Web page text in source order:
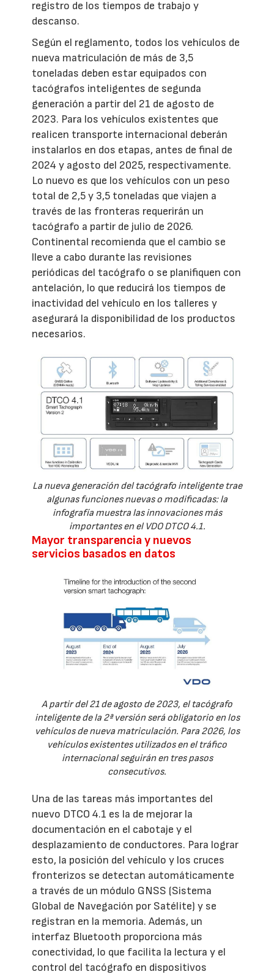
registro de los tiempos de trabajo y
descanso.
Según el reglamento, todos los vehículos de
nueva matriculación de más de 3,5
toneladas deben estar equipados con
tacógrafos inteligentes de segunda
generación a partir del 21 de agosto de
2023. Para los vehículos existentes que
realicen transporte internacional deberán
instalarlos en dos etapas, antes de final de
2024 y agosto del 2025, respectivamente.
Lo nuevo es que los vehículos con un peso
total de 2,5 y 3,5 toneladas que viajen a
través de las fronteras requerirán un
tacógrafo a partir de julio de 2026.
Continental recomienda que el cambio se
lleve a cabo durante las revisiones
periódicas del tacógrafo o se planifiquen con
antelación, lo que reducirá los tiempos de
inactividad del vehículo en los talleres y
asegurará la disponibilidad de los productos
necesarios.
La nueva generación del tacógrafo inteligente trae
algunas funciones nuevas o modificadas: la
infografía muestra las innovaciones más
importantes en el VDO DTCO 4.1.
Mayor transparencia y nuevos
servicios basados en datos
A partir del 21 de agosto de 2023, el tacógrafo
inteligente de la 2ª versión será obligatorio en los
vehículos de nueva matriculación. Para 2026, los
vehículos existentes utilizados en el tráfico
internacional seguirán en tres pasos
consecutivos.
Una de las tareas más importantes del
nuevo DTCO 4.1 es la de mejorar la
documentación en el cabotaje y el
desplazamiento de conductores. Para lograr
esto, la posición del vehículo y los cruces
fronterizos se detectan automáticamente
a través de un módulo GNSS (Sistema
Global de Navegación por Satélite) y se
registran en la memoria. Además, un
interfaz Bluetooth proporciona más
conectividad, lo que facilita la lectura y el
control del tacógrafo en dispositivos